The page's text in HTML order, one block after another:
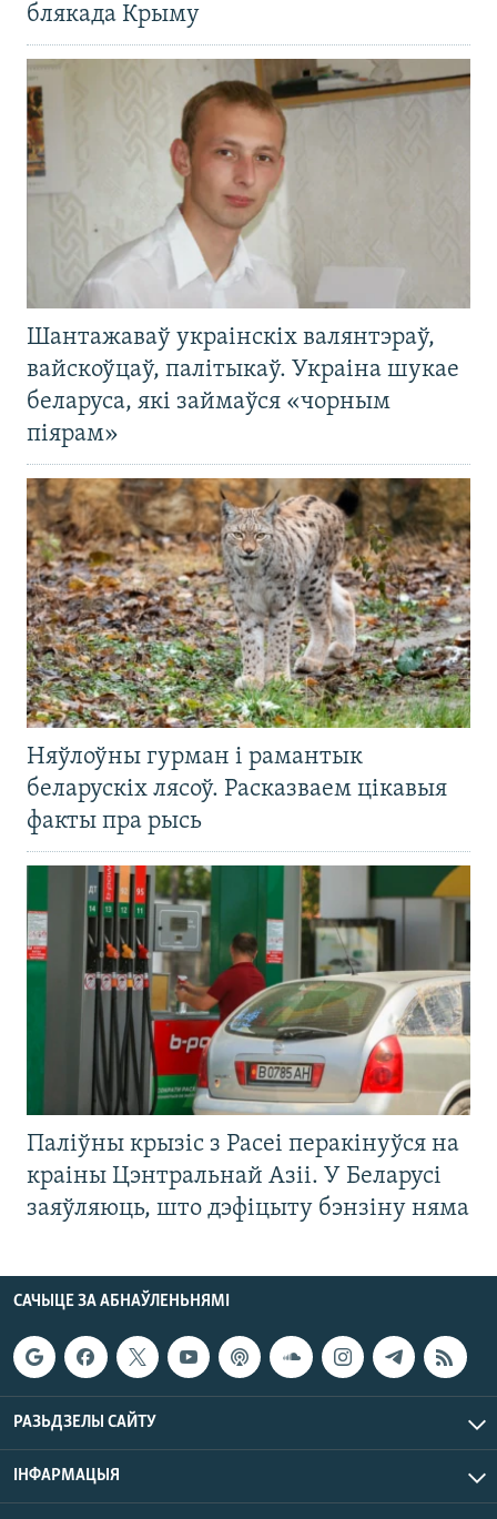
блякада Крыму
Шантажаваў украінскіх валянтэраў,
вайскоўцаў, палітыкаў. Украіна шукае
беларуса, які займаўся «чорным
піярам»
Няўлоўны гурман і рамантык
беларускіх лясоў. Расказваем цікавыя
факты пра рысь
Паліўны крызіс з Расеі перакінуўся на
краіны Цэнтральнай Азіі. У Беларусі
заяўляюць, што дэфіцыту бэнзіну няма
САЧЫЦЕ ЗА АБНАЎЛЕНЬНЯМІ
РАЗЬДЗЕЛЫ САЙТУ
ІНФАРМАЦЫЯ